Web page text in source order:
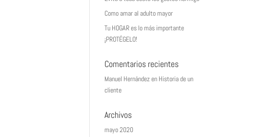
Como amar al adulto mayor
Tu HOGAR es lo más importante
¡PROTÉGELO!
Comentarios recientes
Manuel Hernándezen Historia de un
cliente
Archivos
mayo 2020